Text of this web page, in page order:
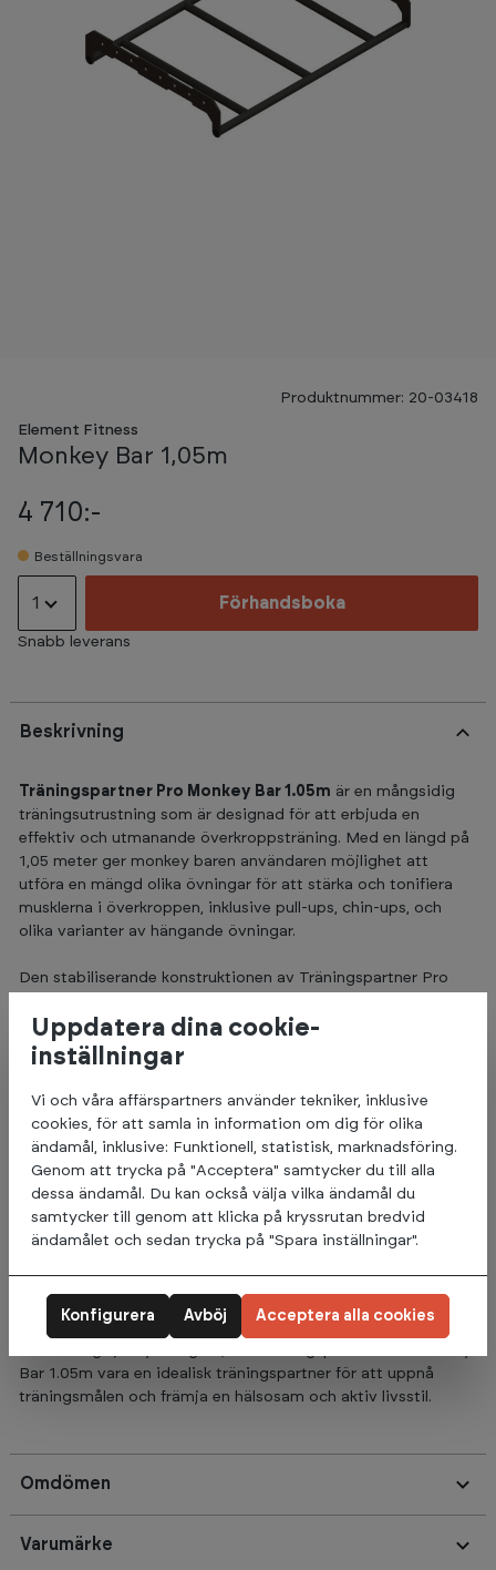
Produktnummer: 20-03418
Element Fitness
Monkey Bar 1,05m
4 710:-
Beställningsvara
1 Förhandsboka
Snabb leverans
Beskrivning
Träningspartner Pro Monkey Bar 1.05m är en mångsidig
träningsutrustning som är designad för att erbjuda en
effektiv och utmanande överkroppsträning. Med en längd på
1,05 meter ger monkey baren användaren möjlighet att
utföra en mängd olika övningar för att stärka och tonifiera
musklerna i överkroppen, inklusive pull-ups, chin-ups, och
olika varianter av hängande övningar.
Den stabiliserande konstruktionen av Träningspartner Pro
träningen, vilket gör den till en pålitlig partner för både
hemmagym och kommersiella träningsanläggningar. Den
robusta designen är utformad för att klara av belastningen
från olika träningsrutiner och ger användaren en stabil
plattform för att utföra sina övningar.
Den ergonomiska utformningen av monkey baren ger
användaren ett bekvämt grepp och möjliggör en effektiv
träning för överkroppsmusklerna. Dessutom erbjuder den
användare möjligheten att utveckla sin styrka, uthållighet och
förbättra sin överkroppsstyrka eller en erfaren atlet som vill
Bar 1.05m vara en idealisk träningspartner för att uppnå
träningsmålen och främja en hälsosam och aktiv livsstil.
Omdömen
Varumärke
Uppdatera dina cookie-
inställningar
Vi och våra affärspartners använder tekniker, inklusive
cookies, för att samla in information om dig för olika
ändamål, inklusive: Funktionell, statistisk, marknadsföring.
Genom att trycka på "Acceptera" samtycker du till alla
dessa ändamål. Du kan också välja vilka ändamål du
samtycker till genom att klicka på kryssrutan bredvid
ändamålet och sedan trycka på "Spara inställningar".
Avböj
Konfigurera Acceptera alla cookies